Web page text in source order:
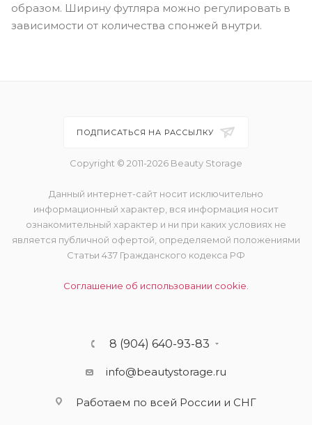
образом. Ширину футляра можно регулировать в
зависимости от количества спонжей внутри.
ПОДПИСАТЬСЯ НА РАССЫЛКУ
Copyright © 2011-2026 Beauty Storage
Данный интернет-сайт носит исключительно
информационный характер, вся информация носит
ознакомительный характер и ни при каких условиях не
является публичной офертой, определяемой положениями
Статьи 437 Гражданского кодекса РФ
Соглашение об использовании cookie.
8 (904) 640-93-83
info@beautystorage.ru
Работаем по всей России и СНГ